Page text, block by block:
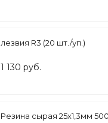
лезвия R3 (20 шт./уп.)
1 130 руб.
Резина сырая 25х1,3мм